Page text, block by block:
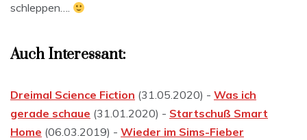
schleppen….
Auch Interessant:
Dreimal Science Fiction (31.05.2020) - Was ich
gerade schaue (31.01.2020) - Startschuß Smart
Home (06.03.2019) - Wieder im Sims-Fieber